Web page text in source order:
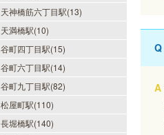
天神橋筋六丁目駅(13)
天満橋駅(10)
谷町四丁目駅(15)
谷町六丁目駅(14)
谷町九丁目駅(82)
松屋町駅(110)
長堀橋駅(140)
Q
A